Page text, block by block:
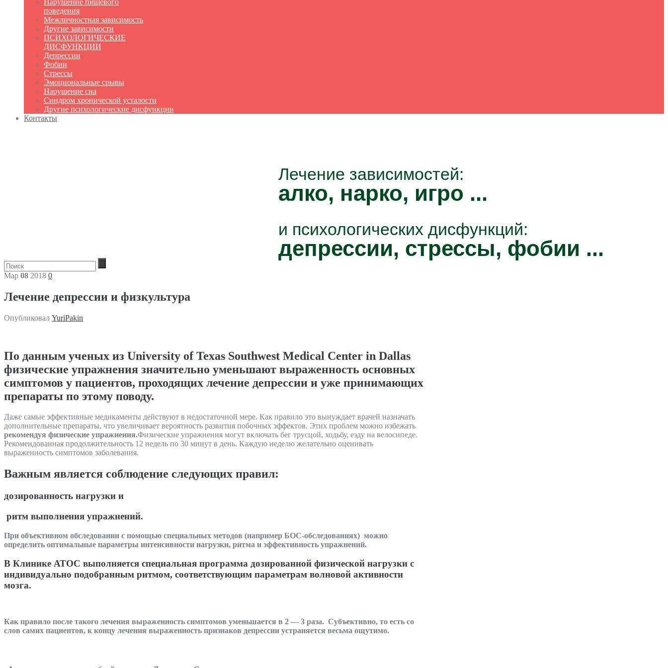
поведения
Межличностная зависимость
Другие зависимости
ПСИХОЛОГИЧЕСКИЕ
ДИСФУНКЦИИ
Депрессии
Фобии
Стрессы
Эмоциональные срывы
Нарушение сна
Синдром хронической усталости
Другие психологические дисфункции
Контакты
Лечение зависимостей:
алко, нарко, игро ...
и психологических дисфункций:
депрессии, стрессы, фобии ...
Мар 08 2018 0
Лечение депрессии и физкультура
Опубликовал YuriPakin
По данным ученых из University of Texas Southwest Medical Center in Dallas
физические упражнения значительно уменьшают выраженность основных
симптомов у пациентов, проходящих лечение депрессии и уже принимающих
препараты по этому поводу.
Даже самые эффективные медикаменты действуют в недостаточной мере. Как правило это вынуждает врачей назначать
дополнительные препараты, что увеличивает вероятность развития побочных эффектов. Этих проблем можно избежать
рекомендуя физические упражнения.Физические упражнения могут включать бег трусцой, ходьбу, езду на велосипеде.
Рекомендованная продолжительность 12 недель по 30 минут в день. Каждую неделю желательно оценивать
выраженность симптомов заболевания.
Важным является соблюдение следующих правил:
дозированность нагрузки и
ритм выполнения упражнений.
При объективном обследовании с помощью специальных методов (например БОС-обследованиях) можно
определить оптимальные параметры интенсивности нагрузки, ритма и эффективность упражнений.
В Клинике АТОС выполняется специальная программа дозированной физической нагрузки с
индивидуально подобранным ритмом, соответствующим параметрам волновой активности
мозга.
Как правило после такого лечения выраженность симптомов уменьшается в 2 — 3 раза. Субъективно, то есть со
слов самих пациентов, к концу лечения выраженность признаков депрессии устраняется весьма ощутимо.